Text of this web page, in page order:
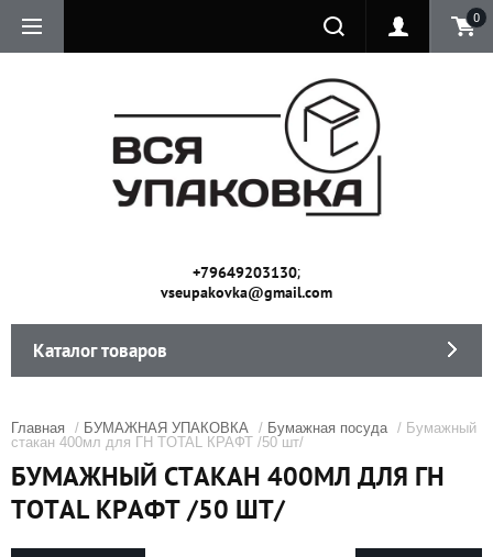
0
+79649203130;
vseupakovka@gmail.com
Каталог товаров
Главная / БУМАЖНАЯ УПАКОВКА / Бумажная посуда / Бумажный
стакан 400мл для ГН TOTAL КРАФТ /50 шт/
БУМАЖНЫЙ СТАКАН 400МЛ ДЛЯ ГН
TOTAL КРАФТ /50 ШТ/